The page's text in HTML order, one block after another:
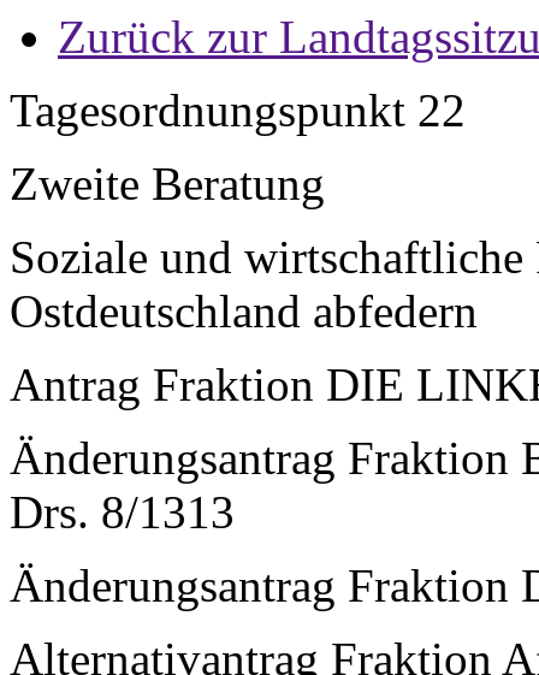
Zurück zur
Tagesordnungspunkt 22
Zweite Beratung
Soziale und
Ostdeutschland abfedern
Antrag Fraktion DIE
Änderungsantrag
Drs. 8/1313
Änderungsantrag
Alternativantrag Fraktion